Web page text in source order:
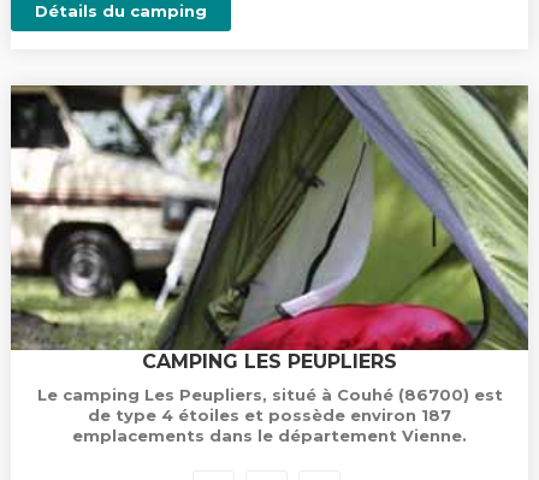
Détails du camping
CAMPING LES PEUPLIERS
Le camping Les Peupliers, situé à Couhé (86700) est
de type 4 étoiles et possède environ 187
emplacements dans le département Vienne.